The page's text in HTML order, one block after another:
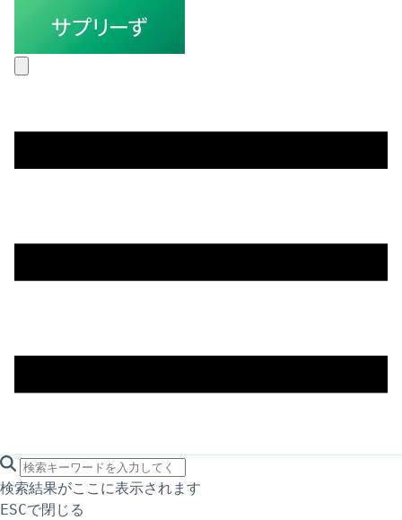
search icon
サイト内検索
検索結果がここに表示されます
ESCで閉じる